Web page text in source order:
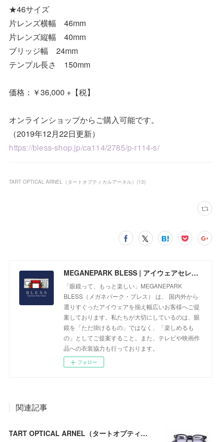
★46サイズ
片レンズ横幅 46mm
片レンズ縦幅 40mm
ブリッジ幅 24mm
テンプル長さ 150mm
価格：￥36,000 +【税】
オンラインショップからご購入可能です。
（2019年12月22日更新）
https://bless-shop.jp/ca114/2785/p-r114-s/
TART OPTICAL ARNEL（タートオプティカルアーネル） (13)
MEGANEPARK BLESS | アイウェアセレクトショップ
「眼鏡って、もっと楽しい」MEGANEPARK
BLESS（メガネパーク・ブレス） は、 国内外から
選りすぐったアイウェアを揃え幅広いお客様へご提
案しております。私たちが大切にしているのは、眼
鏡を「ただ掛けるもの」ではなく、「楽しめるも
の」としてご提案すること。また、テレビや映画作
品への衣装協力も行っております。
フォロー
関連記事
TART OPTICAL ARNEL（タートオプティカル アーネル） JD-04の新色の014（Black clear）が入荷！